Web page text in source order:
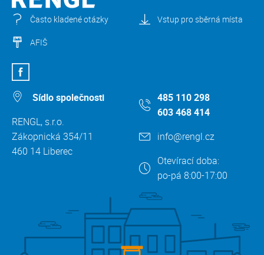
Často kladené otázky Vstup pro sběrná místa
AFIŠ
Sídlo společnosti
RENGL, s.r.o.
Zákopnická 354/11
460 14 Liberec
485 110 298
603 468 414
info@rengl.cz
Otevírací doba:
po-pá 8:00-17:00